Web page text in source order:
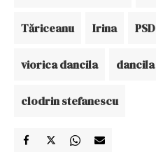
Tăriceanu Irina PSD
viorica dancila dancila
clodrin stefanescu